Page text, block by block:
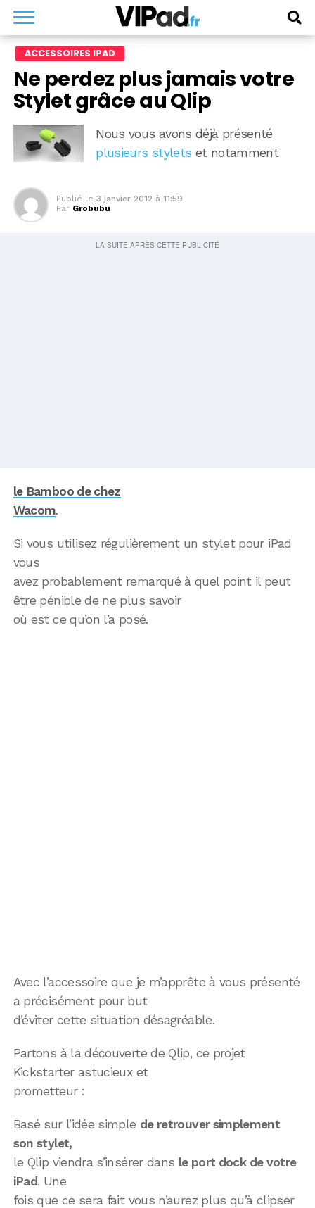
ACCESSOIRES IPAD
Ne perdez plus jamais votre
Stylet grâce au Qlip
Nous vous avons déjà présenté
plusieurs stylets et notamment
Publié le 3 janvier 2012 à 11:59
Par Grobubu
le Bamboo de chez
Wacom.
Si vous utilisez régulièrement un stylet pour iPad
vous
avez probablement remarqué à quel point il peut
être pénible de ne plus savoir
où est ce qu’on l’a posé.
Avec l’accessoire que je m’apprête à vous présenté
a précisément pour but
d’éviter cette situation désagréable.
Partons à la découverte de Qlip, ce projet
Kickstarter astucieux et
prometteur :
Basé sur l’idée simple de retrouver simplement
son stylet,
le Qlip viendra s’insérer dans le port dock de votre
iPad. Une
fois que ce sera fait vous n’aurez plus qu’à clipser